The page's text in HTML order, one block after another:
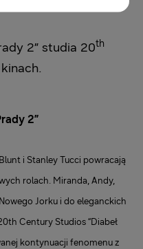
2” studia 20th
2”
i Stanley Tucci powracają
rolach. Miranda, Andy,
Jorku i do eleganckich
Century Studios “Diabeł
kontynuacji fenomenu z